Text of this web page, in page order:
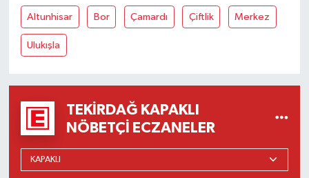
Altunhisar Bor Çamardı Çiftlik Merkez
Ulukışla
TEKIRDAĞ KAPAKLI
NÖBETÇI ECZANELER